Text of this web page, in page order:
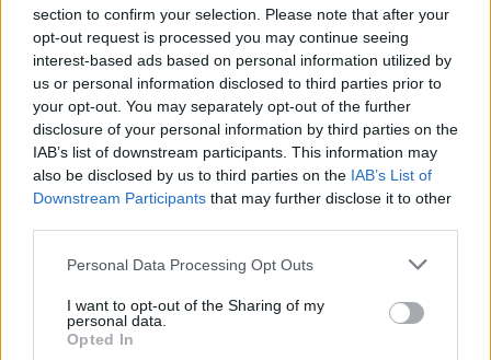
section to confirm your selection. Please note that after your
opt-out request is processed you may continue seeing
interest-based ads based on personal information utilized by
us or personal information disclosed to third parties prior to
your opt-out. You may separately opt-out of the further
disclosure of your personal information by third parties on the
IAB’s list of downstream participants. This information may
also be disclosed by us to third parties on the IAB’s List of
Downstream Participants that may further disclose it to other
Personal Data Processing Opt Outs
I want to opt-out of the Sharing of my
personal data.
Opted In
Media: Με ενίσχυση 8 εκατ. ευρώ σε 451 επιχειρήσεις ξεκίνησε το
πρόγραμμα στήριξης- Κάλυψη εισφορών ΕΔΟΕΑΠ
Η Toyota φέρνει νέα γενιά
μπαταριών για τα υβριδικά της
Σε κινεζική… πολιορκία η
ευρωπαϊκή
Νέο Audi A2 e-tron με στόχο την κορυφή της αποδοτικότητας